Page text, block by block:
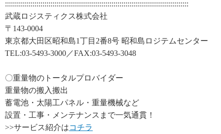
:::::::::::::::::::::::::::::::::::::::::::::::::::::::::::::::::::::::::::::::::::::::::::::
武蔵ロジスティクス株式会社
〒143-0004
東京都大田区昭和島1丁目2番8号 昭和島ロジテムセンター
TEL:03-5493-3000／FAX:03-5493-3048
〇重量物のトータルプロバイダー
重量物の搬入搬出
蓄電池・太陽工パネル・重量機械など
設置・工事・メンテナンスまで一気通貫！
>>サービス紹介はコチラ